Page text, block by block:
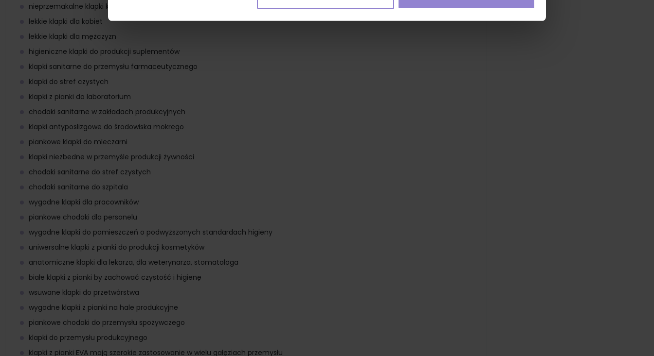
nieprzemakalne klapki kucharskie do gastronomii
lekkie klapki dla kobiet
lekkie klapki dla mężczyzn
higieniczne klapki do produkcji suplementów
klapki sanitarne do przemysłu farmaceutycznego
klapki do stref czystych
klapki z pianki do laboratorium
chodaki sanitarne w zakładach produkcyjnych
klapki antyposlizgowe do środowiska mokrego
piankowe klapki do mleczarni
klapki niezbedne w przemyśle produkcji żywności
chodaki sanitarne do stref czystych
chodaki sanitarne do szpitala
wygodne klapki dla pracowników
piankowe chodaki dla personelu
wygodne klapki do pomieszczeń o podwyższonych standardach higieny
uniwersalne klapki z pianki do produkcji kosmetyków
anatomiczne klapki dla lekarza, dla weterynarza, stomatologa
białe klapki z pianki by zachować czystość i higienę
wsuwane klapki do przetwórstwa
wygodne klapki z pianki na hale produkcyjne
piankowe chodaki do przemysłu spożywczego
klapki do przemysłu produkcyjnego
klapki z pianki EVA mają szerokie zastosowanie w wielu gałęziach przemysłu